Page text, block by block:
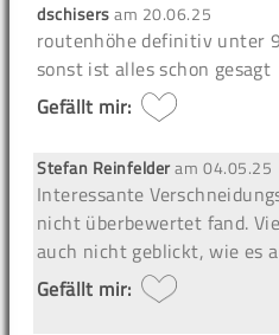
dschisersam 20.06.25
routenhöhe definitiv unter
sonst ist alles schon gesagt
Gefällt mir:
Stefan Reinfelderam04.05.25
Interessante
nicht überbewertet fand.
auch nicht geblickt, wie es
Gefällt mir: